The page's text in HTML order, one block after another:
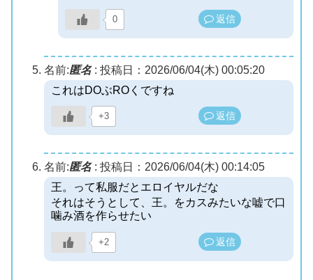
0 返信
名前:匿名: 投稿日：2026/06/04(木) 00:05:20
これはDOぶROくですね
+3 返信
名前:匿名: 投稿日：2026/06/04(木) 00:14:05
王。って私服だとエロイヤルだな
それはそうとして、王。をカスみたいな嘘で口
噛み酒を作らせたい
+2 返信